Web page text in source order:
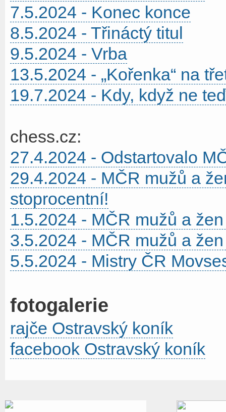
7.5.2024 - Konec konce
8.5.2024 - Třináctý titul
9.5.2024 - Vrba
13.5.2024 - „Kořenka“ na
19.7.2024 - Kdy, když ne
chess.cz:
27.4.2024 - Odstartovalo
29.4.2024 - MČR mužů a
stoprocentní!
1.5.2024 - MČR mužů a
3.5.2024 - MČR mužů a
5.5.2024 - Mistry ČR
fotogalerie
rajče Ostravský koník
facebook Ostravský koník